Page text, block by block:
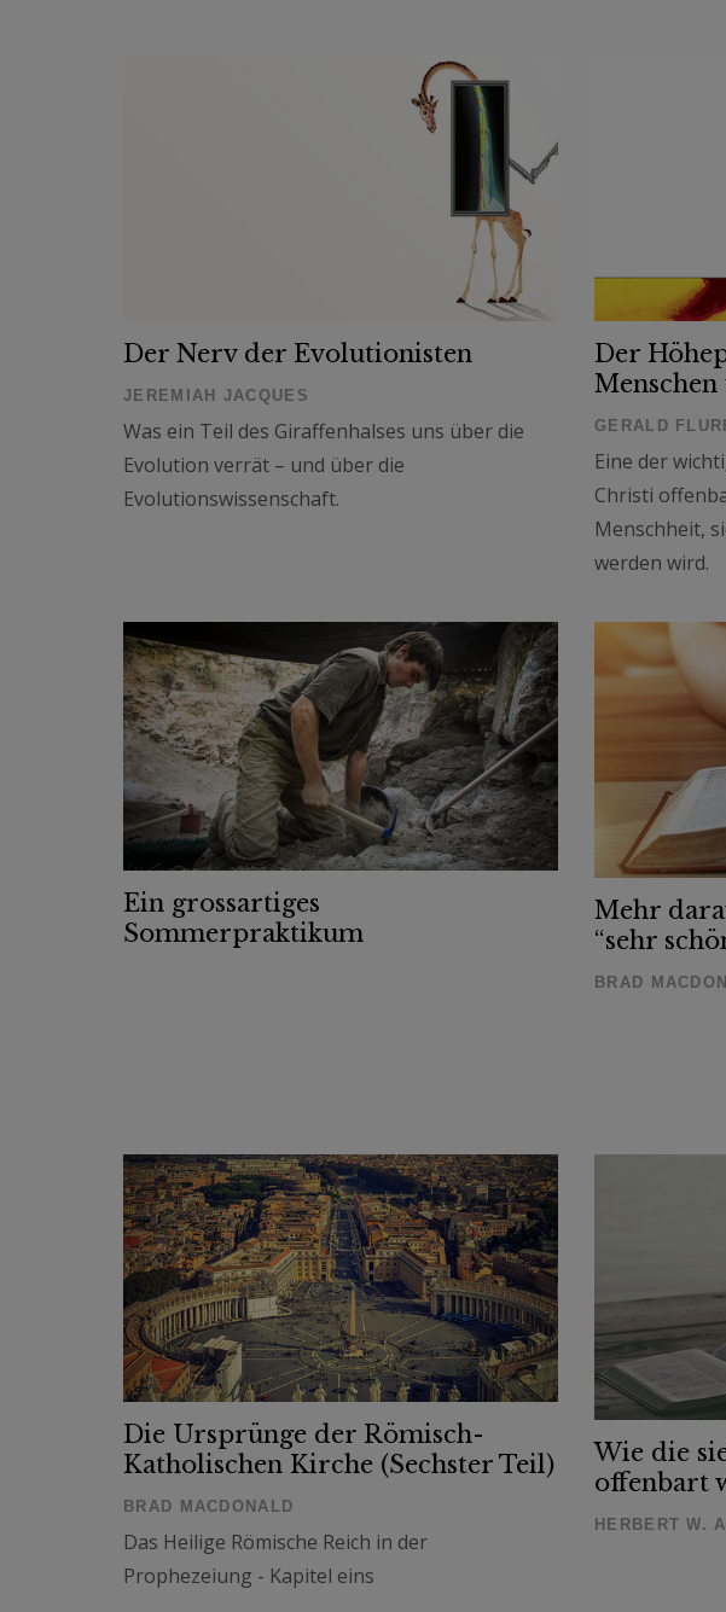
Der Nerv der Evolutionisten
JEREMIAH JACQUES
Was ein Teil des Giraffenhalses uns über die
Evolution verrät – und über die
Evolutionswissenschaft.
Der
GERALD
Eine der
Christi
Menschheit,
werden wird.
Ein grossartiges
Sommerpraktikum
Mehr
“sehr
BRAD
Die Ursprünge der Römisch-
Katholischen Kirche (Sechster Teil)
BRAD MACDONALD
Das Heilige Römische Reich in der
Prophezeiung - Kapitel eins
Wie die
offenbart
HERBERT W.